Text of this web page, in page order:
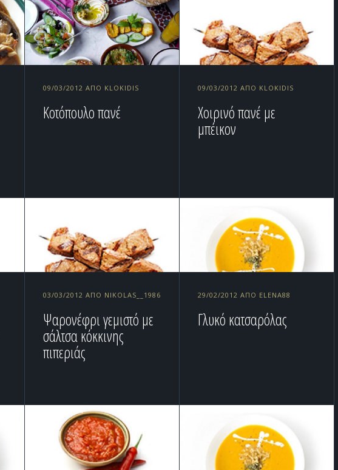
09/03/2012 ΑΠΌ KLOKIDIS
Κοτόπουλο πανέ
09/03/2012 ΑΠΌ KLOKIDIS
Χοιρινό πανέ με
μπέικον
03/03/2012 ΑΠΌ NIKOLAS__1986
Ψαρονέφρι γεμιστό με
σάλτσα κόκκινης
πιπεριάς
29/02/2012 ΑΠΌ ELENA88
Γλυκό κατσαρόλας